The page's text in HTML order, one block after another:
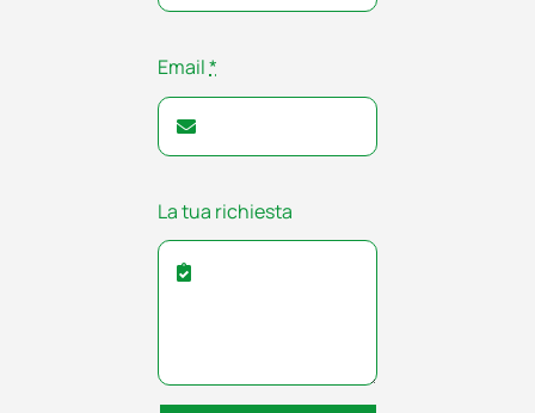
Email*
La tua richiesta